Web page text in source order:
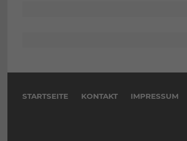
STARTSEITE KONTAKT IMPRESSUM